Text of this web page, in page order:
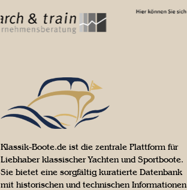
Klassik-Boote.de ist die zentrale Plattform für
Liebhaber klassischer Yachten und Sportboote.
Sie bietet eine sorgfältig kuratierte Datenbank
mit historischen und technischen Informationen